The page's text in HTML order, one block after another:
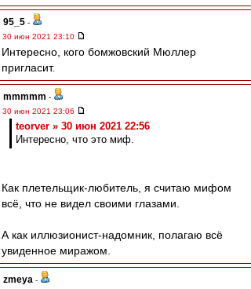
95_5 -
30 июн 2021 23:10
Интересно, кого бомжовский Мюллер
пригласит.
mmmmm -
30 июн 2021 23:06
teorver » 30 июн 2021 22:56
Интересно, что это миф.
Как плетельщик-любитель, я считаю мифом
всё, что не видел своими глазами.
А как иллюзионист-надомник, полагаю всё
увиденное миражом.
zmeya -